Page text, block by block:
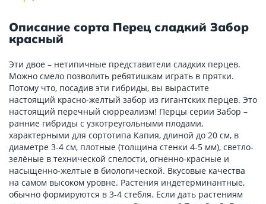
Описание сорта Перец сладкий Забор
красный
Эти двое – нетипичные представители сладких перцев.
Можно смело позволить ребятишкам играть в прятки.
Потому что, посадив эти гибриды, вы вырастите
настоящий красно-желтый забор из гигантских перцев. Это
настоящий перечный сюрреализм! Перцы серии Забор –
ранние гибриды с узкотреугольными плодами,
характерными для сортотипа Капия, длиной до 20 см, в
диаметре 3-4 см, плотные (толщина стенки 4-5 мм), светло-
зелёные в технической спелости, огненно-красные и
насыщенно-желтые в биологической. Вкусовые качества
на самом высоком уровне. Растения индетерминантные,
обычно формируются в 3-4 стебля. Если дать растениям